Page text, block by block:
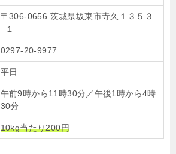
〒306-0656 茨城県坂東市寺久１３５３
−１
0297-20-9977
平日
午前9時から11時30分／午後1時から4時
30分
10kg当たり200円